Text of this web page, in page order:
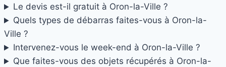
Le devis est-il gratuit à Oron-la-Ville ?
Quels types de débarras faites-vous à Oron-la-
Ville ?
Intervenez-vous le week-end à Oron-la-Ville ?
Que faites-vous des objets récupérés à Oron-la-